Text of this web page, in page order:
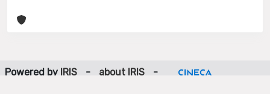
Powered by IRIS - about IRIS
-